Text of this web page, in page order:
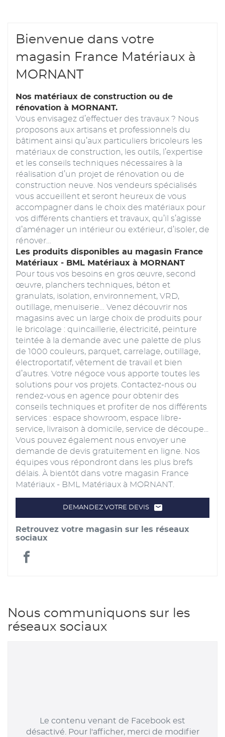
Bienvenue dans votre
magasin France Matériaux à
MORNANT
Nos matériaux de construction ou de
rénovation à MORNANT.
Vous envisagez d’effectuer des travaux ? Nous
proposons aux artisans et professionnels du
bâtiment ainsi qu’aux particuliers bricoleurs les
matériaux de construction, les outils, l’expertise
et les conseils techniques nécessaires à la
réalisation d’un projet de rénovation ou de
construction neuve. Nos vendeurs spécialisés
vous accueillent et seront heureux de vous
accompagner dans le choix des matériaux pour
vos différents chantiers et travaux, qu’il s’agisse
d’aménager un intérieur ou extérieur, d’isoler, de
rénover…
Les produits disponibles au magasin France
Matériaux - BML Matériaux à MORNANT
Pour tous vos besoins en gros œuvre, second
œuvre, planchers techniques, béton et
granulats, isolation, environnement, VRD,
outillage, menuiserie… Venez découvrir nos
magasins avec un large choix de produits pour
le bricolage : quincaillerie, électricité, peinture
teintée à la demande avec une palette de plus
de 1000 couleurs, parquet, carrelage, outillage,
électroportatif, vêtement de travail et bien
d’autres. Votre négoce vous apporte toutes les
solutions pour vos projets. Contactez-nous ou
rendez-vous en agence pour obtenir des
conseils techniques et profiter de nos différents
services : espace showroom, espace libre-
service, livraison à domicile, service de découpe...
Vous pouvez également nous envoyer une
demande de devis gratuitement en ligne. Nos
équipes vous répondront dans les plus brefs
délais. À bientôt dans votre magasin France
Matériaux - BML Matériaux à MORNANT.
DEMANDEZ VOTRE DEVIS
LE
POINT
VENTE
Retrouvez votre magasin sur les réseaux
sociaux
France
BML
Matériaux
Nous communiquons sur les
réseaux sociaux
Le contenu venant de Facebook est
désactivé. Pour l'afficher, merci de modifier